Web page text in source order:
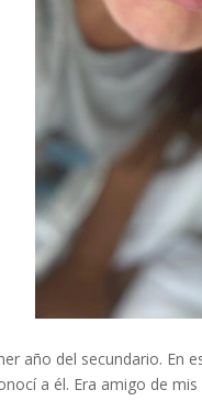
año del secundario. En
a él. Era amigo de